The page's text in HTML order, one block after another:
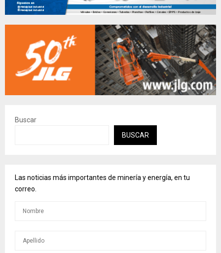
Buscar
BUSCAR
Las noticias más importantes de minería y energía, en tu
correo.